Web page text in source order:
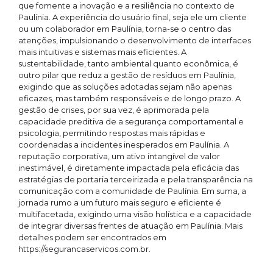
que fomente a inovação e a resiliência no contexto de
Paulínia. A experiência do usuário final, seja ele um cliente
ou um colaborador em Paulínia, torna-se o centro das
atenções, impulsionando o desenvolvimento de interfaces
mais intuitivas e sistemas mais eficientes. A
sustentabilidade, tanto ambiental quanto econômica, é
outro pilar que reduz a gestão de resíduos em Paulínia,
exigindo que as soluções adotadas sejam não apenas
eficazes, mas também responsáveis e de longo prazo. A
gestão de crises, por sua vez, é aprimorada pela
capacidade preditiva de a segurança comportamental e
psicologia, permitindo respostas mais rápidas e
coordenadas a incidentes inesperados em Paulínia. A
reputação corporativa, um ativo intangível de valor
inestimável, é diretamente impactada pela eficácia das
estratégias de portaria terceirizada e pela transparência na
comunicação com a comunidade de Paulínia. Em suma, a
jornada rumo a um futuro mais seguro e eficiente é
multifacetada, exigindo uma visão holística e a capacidade
de integrar diversas frentes de atuação em Paulínia. Mais
detalhes podem ser encontrados em
https://segurancaservicos.com.br.